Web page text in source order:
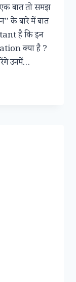
बात तो समझ
के बारे में बात
है कि इन
क्या है ?
उनमें…